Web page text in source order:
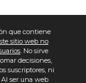
que contiene
sitio web no
. No sirve
decisiones,
suscriptores, ni
ser una web